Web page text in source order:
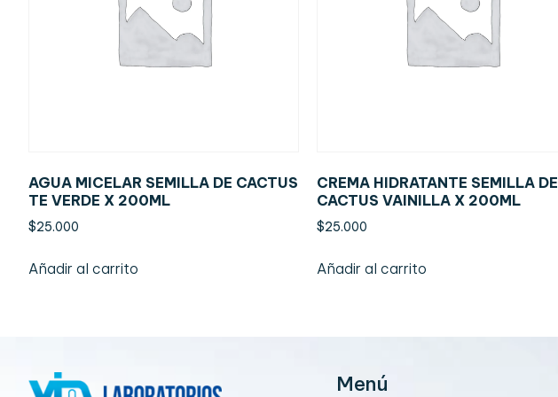
AGUA MICELAR SEMILLA DE CACTUS
TE VERDE X 200ML
$25.000
Añadir al carrito
CREMA HIDRATANTE SEMILLA DE
CACTUS VAINILLA X 200ML
$25.000
Añadir al carrito
Menú